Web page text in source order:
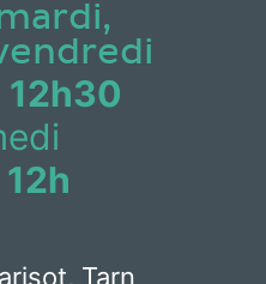
12h30
Tarn